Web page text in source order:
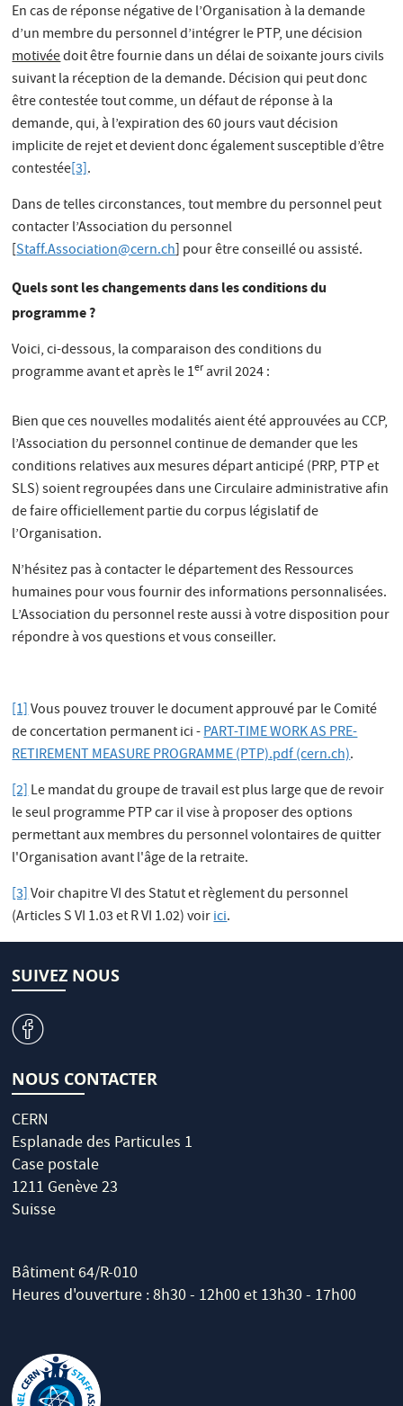
En cas de réponse négative de l’Organisation à la demande
d’un membre du personnel d’intégrer le PTP, une décision
motivéedoit être fournie dans un délai de soixante jours civils
suivant la réception de la demande. Décision qui peut donc
être contestée tout comme, un défaut de réponse à la
demande, qui, à l’expiration des 60 jours vaut décision
implicite de rejet et devient donc également susceptible d’être
contestée[3].
Dans de telles circonstances, tout membre du personnel peut
contacter l’Association du personnel
[Staff.Association@cern.ch] pour être conseillé ou assisté.
Quels sont les changements dans les conditions du
programme ?
Voici, ci-dessous, la comparaison des conditions du
programme avant et après le 1eravril 2024 :
Bien que ces nouvelles modalités aient été approuvées au CCP,
l’Association du personnel continue de demander que les
conditions relatives aux mesures départ anticipé (PRP, PTP et
SLS) soient regroupées dans une Circulaire administrative afin
de faire officiellement partie du corpus législatif de
l’Organisation.
N’hésitez pas à contacter le département des Ressources
humaines pour vous fournir des informations personnalisées.
L’Association du personnel reste aussi à votre disposition pour
répondre à vos questions et vous conseiller.
[1]Vous pouvez trouver le document approuvé par le Comité
de concertation permanent ici -PART-TIME WORK AS PRE-
RETIREMENT MEASURE PROGRAMME (PTP).pdf (cern.ch).
[2]Le mandat du groupe de travail est plus large que de revoir
le seul programme PTP car il vise à proposer des options
permettant aux membres du personnel volontaires de quitter
l'Organisation avant l'âge de la retraite.
[3]Voir chapitre VI des Statut et règlement du personnel
(Articles S VI 1.03 et R VI 1.02) voirici.
SUIVEZ NOUS
v
NOUS CONTACTER
CERN
Esplanade des Particules 1
Case postale
1211 Genève 23
Suisse
Bâtiment 64/R-010
Heures d'ouverture : 8h30 - 12h00 et 13h30 - 17h00